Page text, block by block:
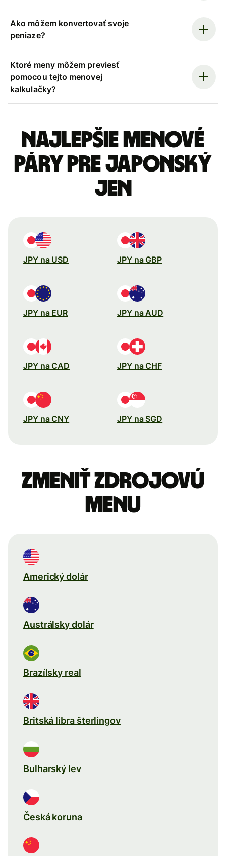
Ako môžem konvertovať svoje
peniaze?
Ktoré meny môžem previesť
pomocou tejto menovej
kalkulačky?
Najlepšie menové
páry pre Japonský
jen
JPY na USD JPY na GBP
JPY na EUR JPY na AUD
JPY na CAD JPY na CHF
JPY na CNY JPY na SGD
Zmeniť zdrojovú
menu
Americký dolár
Austrálsky dolár
Brazílsky real
Britská libra šterlingov
Bulharský lev
Česká koruna